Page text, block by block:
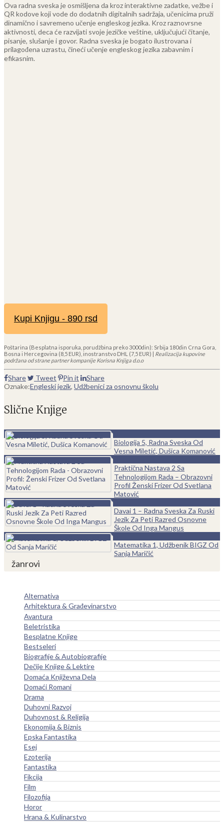
Ova radna sveska je osmišljena da kroz interaktivne zadatke, vežbe i
QR kodove koji vode do dodatnih digitalnih sadržaja, učenicima pruži
dinamično i savremeno učenje engleskog jezika. Kroz raznovrsne
aktivnosti, deca će razvijati svoje jezičke veštine, uključujući čitanje,
pisanje, slušanje i govor. Radna sveska je bogato ilustrovana i
prilagođena uzrastu, čineći učenje engleskog jezika zabavnim i
efikasnim.
Kupi Knjigu - 890 rsd
Poštarina (Besplatna isporuka, porudžbina preko 3000din): Srbija 180din Crna Gora,
Bosna i Hercegovina (8,5 EUR), inostranstvo DHL (7,5 EUR) | Realizacija kupovine
podržana od strane partner kompanije Korisna Knjiga d.o.o
Share Tweet Pin it
Share
Oznake:Engleski jezik, Udžbenici za osnovnu školu
Slične Knjige
Biologija 5, Radna Sveska Od
Vesna Miletić, Dušica Komanović
Praktična Nastava 2 Sa
Tehnologijom Rada – Obrazovni
Profil Ženski Frizer Od Svetlana
Matović
Davai 1 – Radna Sveska Za Ruski
Jezik Za Peti Razred Osnovne
Škole Od Inga Mangus
Matematika 1, Udžbenik BIGZ Od
Sanja Maričić
žanrovi
Alternativa
Arhitektura & Građevinarstvo
Avantura
Beletristika
Besplatne Knjige
Bestseleri
Biografije & Autobiografije
Dečije Knjige & Lektire
Domaća Književna Dela
Domaći Romani
Drama
Duhovni Razvoj
Duhovnost & Religija
Ekonomija & Biznis
Epska Fantastika
Esej
Ezoterija
Fantastika
Fikcija
Film
Filozofija
Horor
Hrana & Kulinarstvo